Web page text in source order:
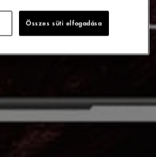
Összes süti elfogadása